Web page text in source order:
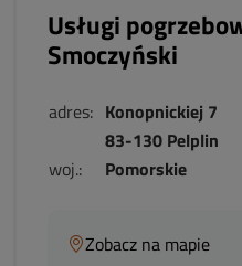
Usługi
Smoczyński
adres: Konopnickiej 7
83-130 Pelplin
woj.:
Pomorskie
Zobacz na mapie